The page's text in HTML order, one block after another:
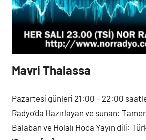
Pazartesi Programlar
Mavri Thalassa
Pazartesi günleri 21:00 – 22:00
Radyo’da Hazırlayan ve sunan:
Balaban ve Holalı Hoca Yayın dili: